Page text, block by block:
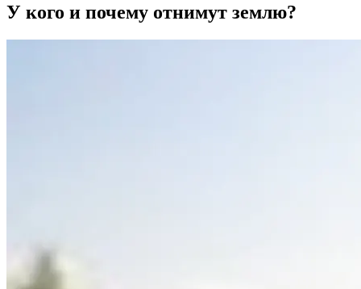
У кого и почему отнимут землю?